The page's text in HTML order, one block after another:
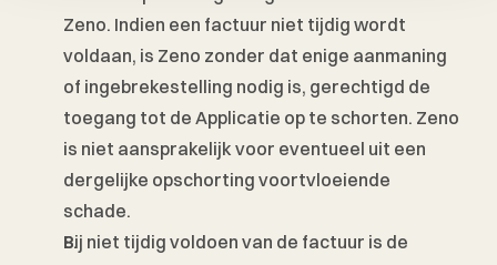
Zeno. Indien een factuur niet tijdig wordt
voldaan, is Zeno zonder dat enige aanmaning
of ingebrekestelling nodig is, gerechtigd de
toegang tot de Applicatie op te schorten. Zeno
is niet aansprakelijk voor eventueel uit een
dergelijke opschorting voortvloeiende
schade.
Bij niet tijdig voldoen van de factuur is de